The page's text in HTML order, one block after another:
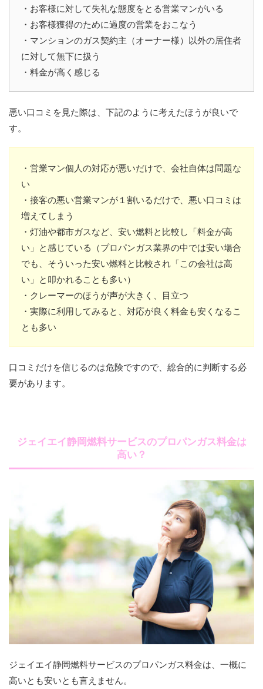
・お客様に対して失礼な態度をとる営業マンがいる
・お客様獲得のために過度の営業をおこなう
・マンションのガス契約主（オーナー様）以外の居住者
に対して無下に扱う
・料金が高く感じる
悪い口コミを見た際は、下記のように考えたほうが良いで
す。
・営業マン個人の対応が悪いだけで、会社自体は問題な
い
・接客の悪い営業マンが１割いるだけで、悪い口コミは
増えてしまう
・灯油や都市ガスなど、安い燃料と比較し「料金が高
い」と感じている（プロパンガス業界の中では安い場合
でも、そういった安い燃料と比較され「この会社は高
い」と叩かれることも多い）
・クレーマーのほうが声が大きく、目立つ
・実際に利用してみると、対応が良く料金も安くなるこ
とも多い
口コミだけを信じるのは危険ですので、総合的に判断する必
要があります。
ジェイエイ静岡燃料サービスのプロパンガス料金は
高い？
ジェイエイ静岡燃料サービスのプロパンガス料金は、一概に
高いとも安いとも言えません。